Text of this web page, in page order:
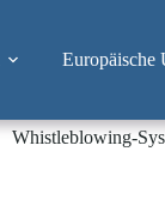
Europäische
Whistleblowing-